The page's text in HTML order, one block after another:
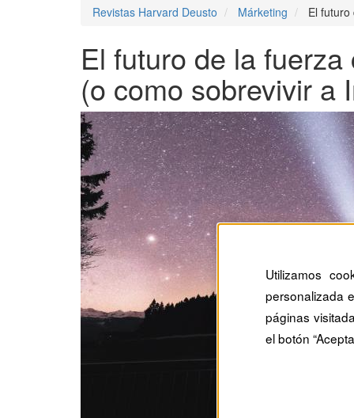
Revistas Harvard Deusto Márketing El
El futuro de la
(o como sobrevivir a
Utilizamos
personalizada
páginas
el botón